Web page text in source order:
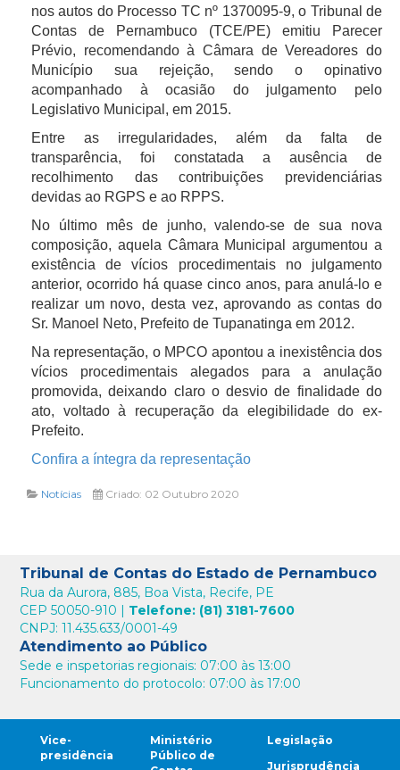
nos autos do Processo TC nº 1370095-9, o Tribunal de
Contas de Pernambuco (TCE/PE) emitiu Parecer
Prévio, recomendando à Câmara de Vereadores do
Município sua rejeição, sendo o opinativo
acompanhado à ocasião do julgamento pelo
Legislativo Municipal, em 2015.
Entre as irregularidades, além da falta de
transparência, foi constatada a ausência de
recolhimento das contribuições previdenciárias
devidas ao RGPS e ao RPPS.
No último mês de junho, valendo-se de sua nova
composição, aquela Câmara Municipal argumentou a
existência de vícios procedimentais no julgamento
anterior, ocorrido há quase cinco anos, para anulá-lo e
realizar um novo, desta vez, aprovando as contas do
Sr. Manoel Neto, Prefeito de Tupanatinga em 2012.
Na representação, o MPCO apontou a inexistência dos
vícios procedimentais alegados para a anulação
promovida, deixando claro o desvio de finalidade do
ato, voltado à recuperação da elegibilidade do ex-
Prefeito.
Confira a íntegra da representação
Notícias Criado: 02 Outubro 2020
Tribunal de Contas do Estado de Pernambuco
Rua da Aurora, 885, Boa Vista, Recife, PE
CEP 50050-910 | Telefone: (81) 3181-7600
CNPJ: 11.435.633/0001-49
Atendimento ao Público
Sede e inspetorias regionais: 07:00 às 13:00
Funcionamento do protocolo: 07:00 às 17:00
Vice-
presidência
Ministério
Público de
Legislação
Jurisprudência